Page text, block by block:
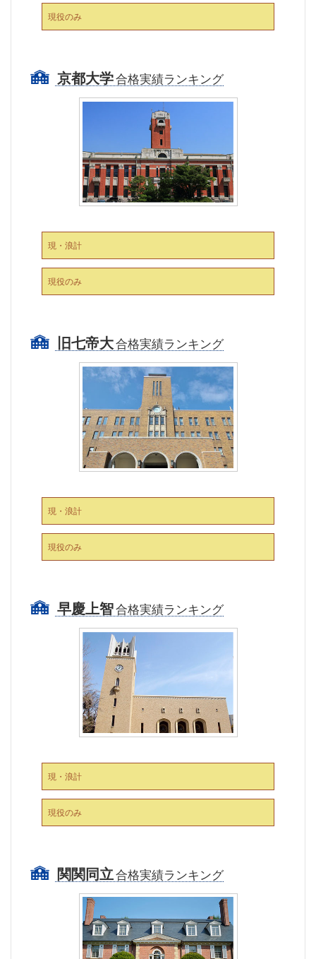
現役のみ
京都大学合格実績ランキング
現・浪計
現役のみ
旧七帝大合格実績ランキング
現・浪計
現役のみ
早慶上智合格実績ランキング
現・浪計
現役のみ
関関同立合格実績ランキング